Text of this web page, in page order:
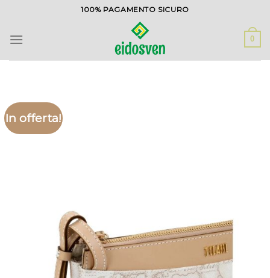
contenuti
100% PAGAMENTO SICURO
0
In offerta!